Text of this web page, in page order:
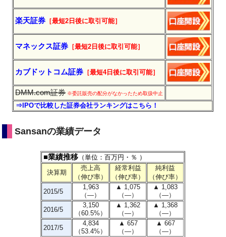
楽天証券 ［最短2日後に取引可能］
マネックス証券 ［最短2日後に取引可能］
カブドットコム証券 ［最短4日後に取引可能］
DMM.com証券※委託販売の配分がなかったため取扱中止
⇒IPOで比較した証券会社ランキングはこちら！
Sansanの業績データ
■業績推移 （単位：百万円・％ ）
決算期
売上高
（伸び率）
経常利益
（伸び率）
純利益
（伸び率）
2015/5
1,963
（―）
▲ 1,075
（―）
▲ 1,083
（―）
2016/5
3,150
（60.5%）
▲ 1,362
（―）
▲ 1,368
（―）
2017/5
4,834
（53.4%）
▲ 657
（―）
▲ 667
（―）